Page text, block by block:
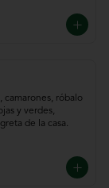
camarones, róbalo
y verdes,
de la casa.